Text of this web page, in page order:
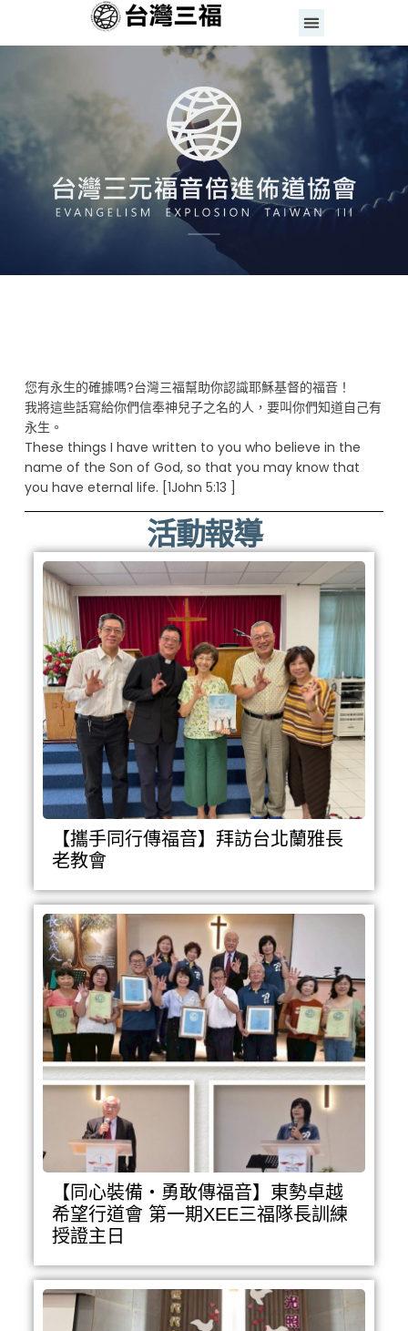
您有永生的確據嗎?台灣三福幫助你認識耶穌基督的福音！
我將這些話寫給你們信奉神兒子之名的人，要叫你們知道自己有
永生。
These things I have written to you who believe in the
name of the Son of God, so that you may know that
you have eternal life. [1John 5:13 ]​
活動報導
【攜手同行傳福音】拜訪台北蘭雅長
老教會
【同心裝備・勇敢傳福音】東勢卓越
希望行道會 第一期XEE三福隊長訓練
授證主日